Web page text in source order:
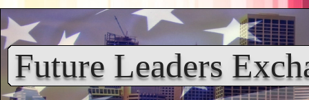
Future Leaders